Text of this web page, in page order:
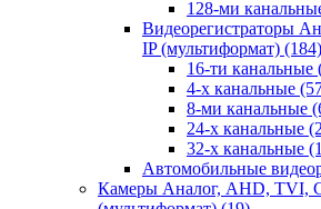
128-ми
Видеорегистраторы
IP (мультиформат) (184)
16-ти канальные
4-х канальные
8-ми канальные
24-х канальные
32-х канальные
Автомобильные
Камеры Аналог, AHD, TVI,